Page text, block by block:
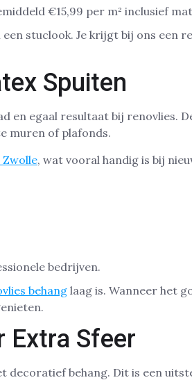
€15,99 per m² inclusief
stuclook. Je krijgt bij ons een
Spuiten
en egaal resultaat bij renovlies.
muren of plafonds.
Zwolle, wat vooral handig is bij
bedrijven.
behanglaag is. Wanneer het
Extra Sfeer
decoratief behang. Dit is een